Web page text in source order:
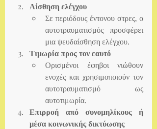
Αίσθηση ελέγχου
Σε περιόδους έντονου στρες, ο
αυτοτραυματισμός προσφέρει
μια ψευδαίσθηση ελέγχου.
Τιμωρία προς τον εαυτό
Ορισμένοι έφηβοι νιώθουν
ενοχές και χρησιμοποιούν τον
αυτοτραυματισμό ως
αυτοτιμωρία.
Επιρροή από συνομηλίκους ή
μέσα κοινωνικής δικτύωσης